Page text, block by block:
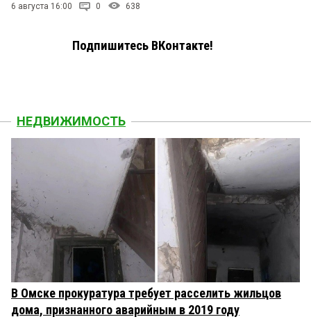
6 августа 16:00 0 638
Подпишитесь ВКонтакте!
НЕДВИЖИМОСТЬ
В Омске прокуратура требует расселить жильцов
дома, признанного аварийным в 2019 году